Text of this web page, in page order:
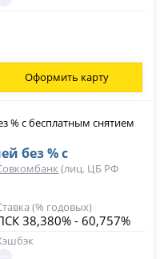
Оформить карту
без % с
(лиц. ЦБ РФ
(% годовых)
38,380% - 60,757%